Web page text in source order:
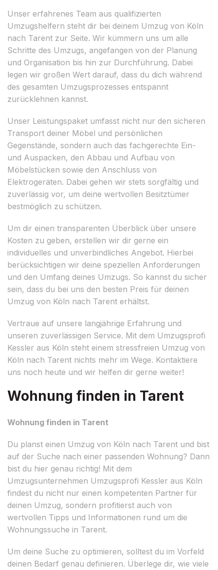
Unser erfahrenes Team aus qualifizierten
Umzugshelfern steht dir bei deinem Umzug von Köln
nach Tarent zur Seite. Wir kümmern uns um alle
Schritte des Umzugs, angefangen von der Planung
und Organisation bis hin zur Durchführung. Dabei
legen wir großen Wert darauf, dass du dich während
des gesamten Umzugsprozesses entspannt
zurücklehnen kannst.
Unser Leistungspaket umfasst nicht nur den sicheren
Transport deiner Möbel und persönlichen
Gegenstände, sondern auch das fachgerechte Ein-
und Auspacken, den Abbau und Aufbau von
Möbelstücken sowie den Anschluss von
Elektrogeräten. Dabei gehen wir stets sorgfältig und
zuverlässig vor, um deine wertvollen Besitztümer
bestmöglich zu schützen.
Um dir einen transparenten Überblick über unsere
Kosten zu geben, erstellen wir dir gerne ein
individuelles und unverbindliches Angebot. Hierbei
berücksichtigen wir deine speziellen Anforderungen
und den Umfang deines Umzugs. So kannst du sicher
sein, dass du bei uns den besten Preis für deinen
Umzug von Köln nach Tarent erhältst.
Vertraue auf unsere langjährige Erfahrung und
unseren zuverlässigen Service. Mit dem Umzugsprofi
Kessler aus Köln steht einem stressfreien Umzug von
Köln nach Tarent nichts mehr im Wege. Kontaktiere
uns noch heute und wir helfen dir gerne weiter!
Wohnung finden in Tarent
Wohnung finden in Tarent
Du planst einen Umzug von Köln nach Tarent und bist
auf der Suche nach einer passenden Wohnung? Dann
bist du hier genau richtig! Mit dem
Umzugsunternehmen Umzugsprofi Kessler aus Köln
findest du nicht nur einen kompetenten Partner für
deinen Umzug, sondern profitierst auch von
wertvollen Tipps und Informationen rund um die
Wohnungssuche in Tarent.
Um deine Suche zu optimieren, solltest du im Vorfeld
deinen Bedarf genau definieren. Überlege dir, wie viele